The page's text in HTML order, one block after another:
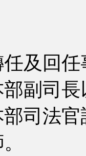
及回任
司長
法官